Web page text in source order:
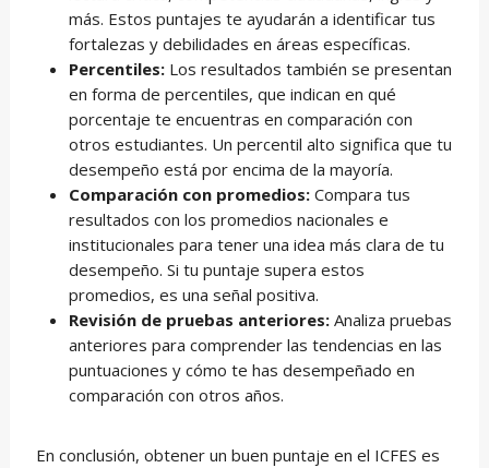
más. Estos puntajes te ayudarán a identificar tus
fortalezas y debilidades en áreas específicas.
Percentiles: Los resultados también se presentan
en forma de percentiles, que indican en qué
porcentaje te encuentras en comparación con
otros estudiantes. Un percentil alto significa que tu
desempeño está por encima de la mayoría.
Comparación con promedios: Compara tus
resultados con los promedios nacionales e
institucionales para tener una idea más clara de tu
desempeño. Si tu puntaje supera estos
promedios, es una señal positiva.
Revisión de pruebas anteriores: Analiza pruebas
anteriores para comprender las tendencias en las
puntuaciones y cómo te has desempeñado en
comparación con otros años.
En conclusión, obtener un buen puntaje en el ICFES es